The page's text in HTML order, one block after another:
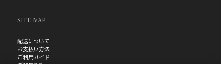
SITE MAP
配送について
お支払い方法
ご利用ガイド
ご利用規約